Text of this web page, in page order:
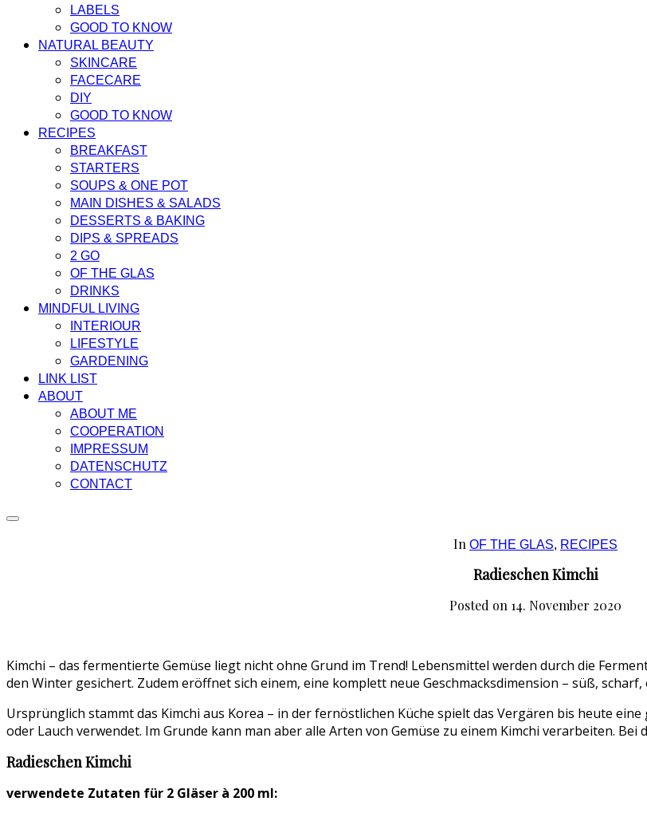
LABELS
GOOD TO KNOW
NATURAL BEAUTY
SKINCARE
FACECARE
DIY
GOOD TO KNOW
RECIPES
BREAKFAST
STARTERS
SOUPS & ONE POT
MAIN DISHES & SALADS
DESSERTS & BAKING
DIPS & SPREADS
2 GO
OF THE GLAS
DRINKS
MINDFUL LIVING
INTERIOUR
LIFESTYLE
GARDENING
LINK LIST
ABOUT
ABOUT ME
COOPERATION
IMPRESSUM
DATENSCHUTZ
CONTACT
In OF THE GLAS, RECIPES
Radieschen Kimchi
Posted on 14. November 2020
Kimchi – das fermentierte Gemüse liegt nicht ohne Grund im Trend! Lebensmittel werden durch die
den Winter gesichert. Zudem eröffnet sich einem, eine komplett neue Geschmacksdimension – süß,
Ursprünglich stammt das Kimchi aus Korea – in der fernöstlichen Küche spielt das Vergären bis heute
oder Lauch verwendet. Im Grunde kann man aber alle Arten von Gemüse zu einem Kimchi verarbeiten.
Radieschen Kimchi
verwendete Zutaten für 2 Gläser à 200 ml: